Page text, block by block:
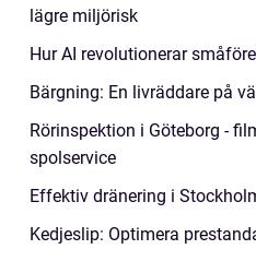
lägre miljörisk
Hur AI revolutionerar
Bärgning: En livräddare på
Rörinspektion i Göteborg -
spolservice
Effektiv dränering i
Kedjeslip: Optimera